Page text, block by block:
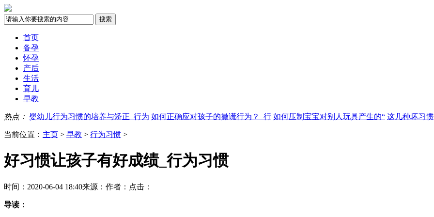
首页
备孕
怀孕
产后
生活
育儿
早教
热点： 婴幼儿行为习惯的培养与矫正_行为 如何正确应对孩子的撒谎行为？_行 如何压制宝宝对别人玩具产生的“ 这几种坏习
当前位置： 主页 > 早教 > 行为习惯 >
好习惯让孩子有好成绩_行为习惯
时间：2020-06-04 18:40来源： 作者： 点击：
导读：